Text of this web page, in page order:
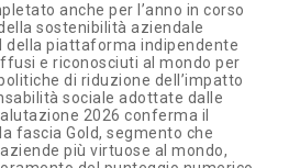
anche per l’anno in corso
sostenibilità aziendale
della piattaforma indipendente
e riconosciuti al mondo per
di riduzione dell’impatto
sociale adottate dalle
2026 conferma il
fascia Gold, segmento che
più virtuose al mondo,